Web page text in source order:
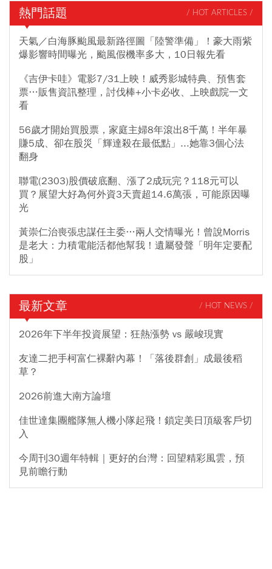
熱門話題 / HOT ARTICLES /
天氣／白海豚颱風最新路徑圖「陸警準備」！豪大雨紫
爆影響時間曝光，颱風假機率多大，10日報先看
《吉伊卡哇》電影7/31上映！威秀影城特典、預售套
票…販售資訊整理，討伐棒+小卡必收、上映戲院一文
看
56歲才開始買股票，家庭主婦8年滾出8千萬！半年暴
賺5成、卻在股災「輝達殺在最低點」...她靠3個心法
翻身
聯電(2303)股價破底翻、漲了2成玩完？118元可以
買？展望大好為何外資3天賣超14.6萬張，可能原因曝
光
黃崇仁治喪張忠謀任主委…兩人交情曝光！曾說Morris
是老大：力積電能活都他幫我！遺屬發聲「明年定要配
股」
最新文章 / HOT NEWS /
2026年下半年投資展望：狂熱漲勢 vs 嚴峻現實
友達二把手柯富仁裸辭內幕！「落後群創」成最後稻
草？
2026前進大南方論壇
佳世達集團艦隊無人機小隊起飛！鎖定美日頂級客戶切
入
今周刊30週年特輯｜更好的台灣：回望精彩風雲，預
見前瞻行動